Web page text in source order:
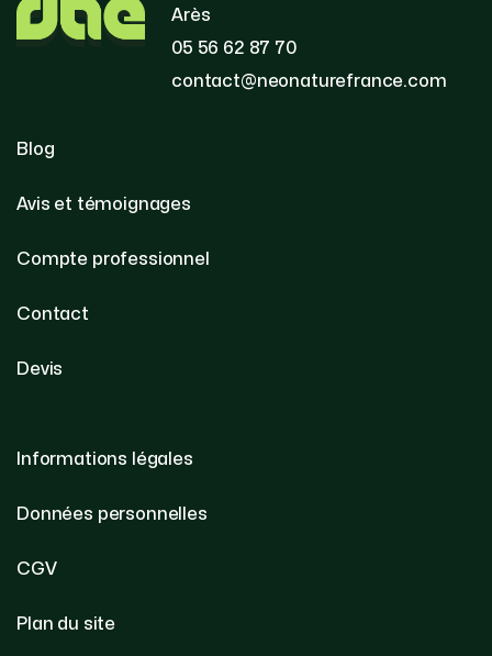
Arès
05 56 62 87 70
contact@neonaturefrance.com
Blog
Avis et témoignages
Compte professionnel
Contact
Devis
Informations légales
Données personnelles
CGV
Plan du site